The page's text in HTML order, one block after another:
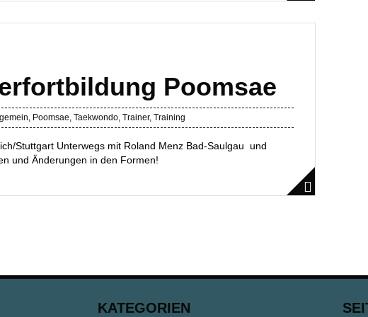
Poomsae
, Poomsae, Taekwondo, Trainer, Training
Stuttgart Unterwegs mit Roland Menz Bad-Saulgau und
und Änderungen in den Formen!
KATEGORIEN